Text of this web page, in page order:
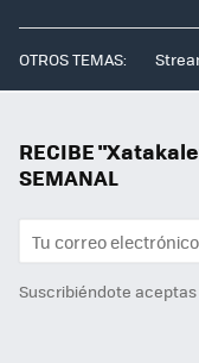
OTROS TEMAS:
RECIBE
SEMANAL
Suscribiéndote